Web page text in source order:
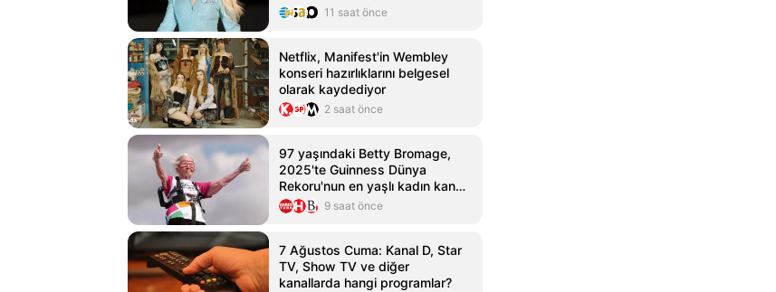
11 saat önce
Netflix, Manifest'in Wembley
konseri hazırlıklarını belgesel
olarak kaydediyor
2 saat önce
97 yaşındaki Betty Bromage,
2025'te Guinness Dünya
Rekoru'nun en yaşlı kadın kanat
yürüyüşçüsüne sahip oldu
9 saat önce
7 Ağustos Cuma: Kanal D, Star
TV, Show TV ve diğer
kanallarda hangi programlar?